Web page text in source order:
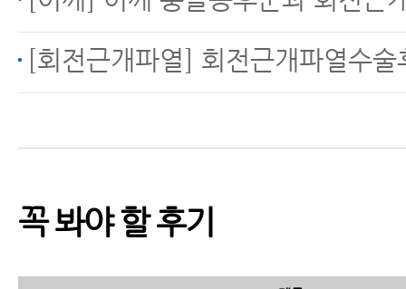
[회전근개파열] 회전근개파열수
꼭 봐야 할 후기